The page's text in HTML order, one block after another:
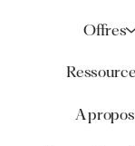
Offres
A propos